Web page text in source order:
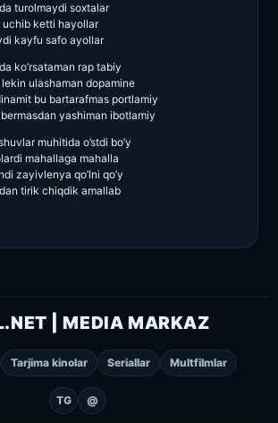
turolmaydi soxtalar
ketti hayollar
kayfu safo ayollar
ko’rsataman rap tabiy
lekin ulashaman dopamine
bu bartarafmas portlamiy
yashiman ibotlamiy
muhitida o’stdi bo’y
mahallaga mahalla
zayivlenya qo’lni qo’y
tirik chiqdik amallab
| MEDIA MARKAZ
Tarjima kinolar Seriallar Multfilmlar
TG @